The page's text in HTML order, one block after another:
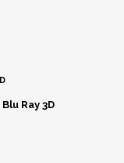
Ray 3D